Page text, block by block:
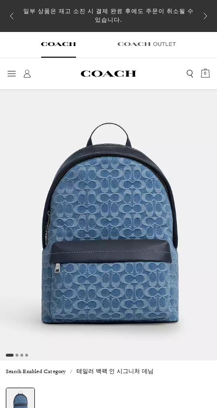
일부 상품은 재고 소진 시 결제 완료 후에도 주문이 취소될 수
있습니다.
0
Search Enabled Category 테일러 백팩 인 시그니처 데님